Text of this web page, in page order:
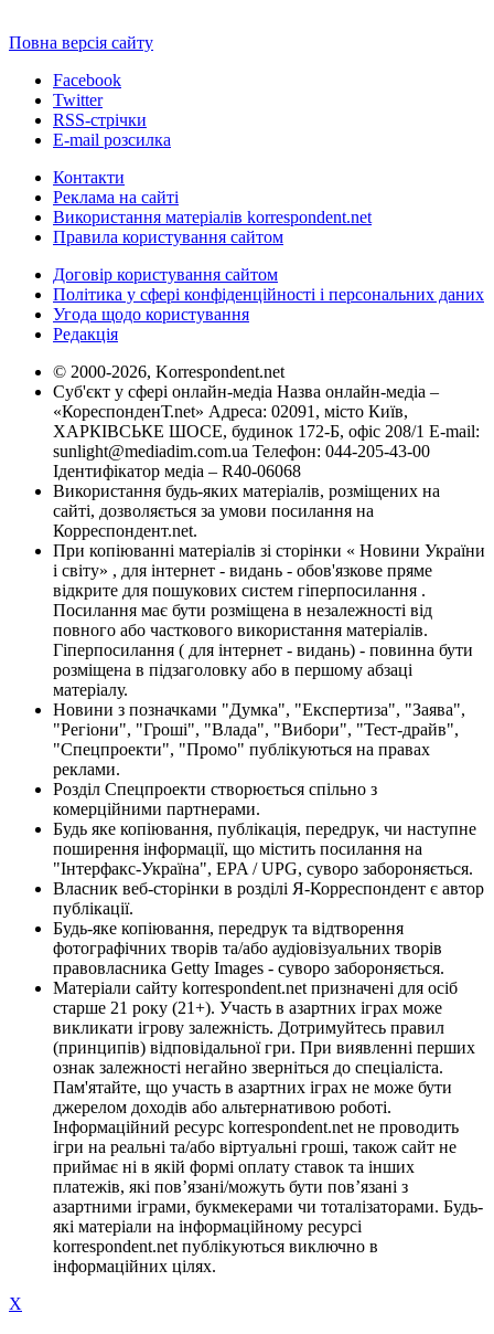
Повна версія сайту
Facebook
Twitter
RSS-стрічки
E-mail розсилка
Контакти
Реклама на сайті
Використання матеріалів korrespondent.net
Правила користування сайтом
Договір користування сайтом
Політика у сфері конфіденційності і персональних даних
Угода щодо користування
Редакція
© 2000-2026, Korrespondent.net
Суб'єкт у сфері онлайн-медіа Назва онлайн-медіа –
«КореспонденТ.net» Адреса: 02091, місто Київ,
ХАРКІВСЬКЕ ШОСЕ, будинок 172-Б, офіс 208/1 E-mail:
sunlight@mediadim.com.ua Телефон: 044-205-43-00
Ідентифікатор медіа – R40-06068
Використання будь-яких матеріалів, розміщених на
сайті, дозволяється за умови посилання на
Корреспондент.net.
При копіюванні матеріалів зі сторінки « Новини України
і світу» , для інтернет - видань - обов'язкове пряме
відкрите для пошукових систем гіперпосилання .
Посилання має бути розміщена в незалежності від
повного або часткового використання матеріалів.
Гіперпосилання ( для інтернет - видань) - повинна бути
розміщена в підзаголовку або в першому абзаці
матеріалу.
Новини з позначками "Думка", "Експертиза", "Заява",
"Регіони", "Гроші", "Влада", "Вибори", "Тест-драйв",
"Спецпроекти", "Промо" публікуються на правах
реклами.
Розділ Спецпроекти створюється спільно з
комерційними партнерами.
Будь яке копіювання, публікація, передрук, чи наступне
поширення інформації, що містить посилання на
"Інтерфакс-Україна", EPA / UPG, суворо забороняється.
Власник веб-сторінки в розділі Я-Корреспондент є автор
публікації.
Будь-яке копіювання, передрук та відтворення
фотографічних творів та/або аудіовізуальних творів
правовласника Getty Images - суворо забороняється.
Матеріали сайту korrespondent.net призначені для осіб
старше 21 року (21+). Участь в азартних іграх може
викликати ігрову залежність. Дотримуйтесь правил
(принципів) відповідальної гри. При виявленні перших
ознак залежності негайно зверніться до спеціаліста.
Пам'ятайте, що участь в азартних іграх не може бути
джерелом доходів або альтернативою роботі.
Інформаційний ресурс korrespondent.net не проводить
ігри на реальні та/або віртуальні гроші, також сайт не
приймає ні в якій формі оплату ставок та інших
платежів, які пов’язані/можуть бути пов’язані з
азартними іграми, букмекерами чи тоталізаторами. Будь-
які матеріали на інформаційному ресурсі
korrespondent.net публікуються виключно в
інформаційних цілях.
X